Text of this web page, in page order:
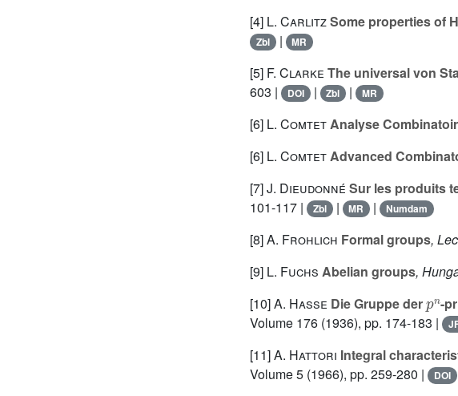
[4] L. CarlitzSome properties of
Zbl | MR
[5] F. Clarke The universal von
603 |
DOI | Zbl | MR
[6] L. ComtetAnalyse
[6] L. ComtetAdvanced
[7]J. Dieudonné Sur les produits
101-117 |
Zbl | MR | Numdam
[8]A. Frohlich Formal groups,
[9] L. Fuchs Abelian groups,
[10]A. Hasse Die Gruppe der -
Volume 176 (1936), pp. 174-183 |
[11]A. Hattori Integral
Volume 5 (1966), pp. 259-280 | DOI